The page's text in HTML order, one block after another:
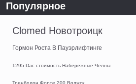
Популярное
Clomed Новотроицк
Гормон Роста В Пауэрлифтинге
1295 Dac стоимость Набережные Челны
Тренболон Форте 200 Волжск